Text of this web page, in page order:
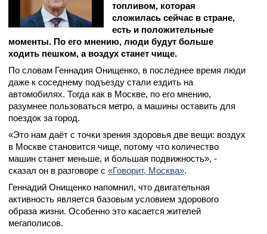
топливом, которая
сложилась сейчас в стране,
есть и положительные
моменты. По его мнению, люди будут больше
ходить пешком, а воздух станет чище.
По словам Геннадия Онищенко, в последнее время люди
даже к соседнему подъезду стали ездить на
автомобилях. Тогда как в Москве, по его мнению,
разумнее пользоваться метро, а машины оставить для
поездок за город.
«Это нам даёт с точки зрения здоровья две вещи: воздух
в Москве становится чище, потому что количество
машин станет меньше, и большая подвижность», -
сказал он в разговоре с «Говорит, Москва».
Геннадий Онищенко напомнил, что двигательная
активность является базовым условием здорового
образа жизни. Особенно это касается жителей
мегаполисов.